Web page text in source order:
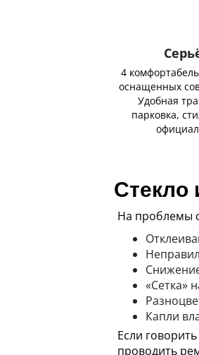
4
оснащенных
Удобная
парковка,
Стекло
На проблемы
«Сетка»
Капли
Если
проводить